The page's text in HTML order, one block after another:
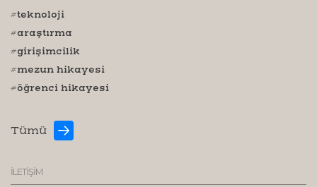
#teknoloji
#araştırma
#girişimcilik
#mezun hikayesi
#öğrenci hikayesi
Tümü
İLETİŞİM